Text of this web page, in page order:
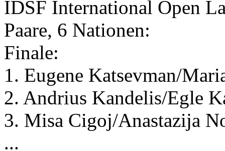
IDSF International Open
Paare, 6 Nationen:
Finale:
1. Eugene Katsevman/
2. Andrius Kandelis/Egle
3. Misa Cigoj/Anastazija
...